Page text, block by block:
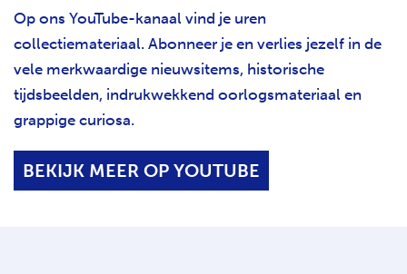
Op ons YouTube-kanaal vind je uren
collectiemateriaal. Abonneer je en verlies jezelf in de
vele merkwaardige nieuwsitems, historische
tijdsbeelden, indrukwekkend oorlogsmateriaal en
grappige curiosa.
BEKIJK MEER OP YOUTUBE